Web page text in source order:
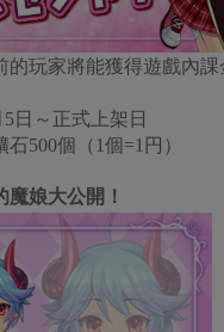
的玩家將能獲得遊戲內課
5日～正式上架日
石500個（1個=1円）
魔娘大公開！